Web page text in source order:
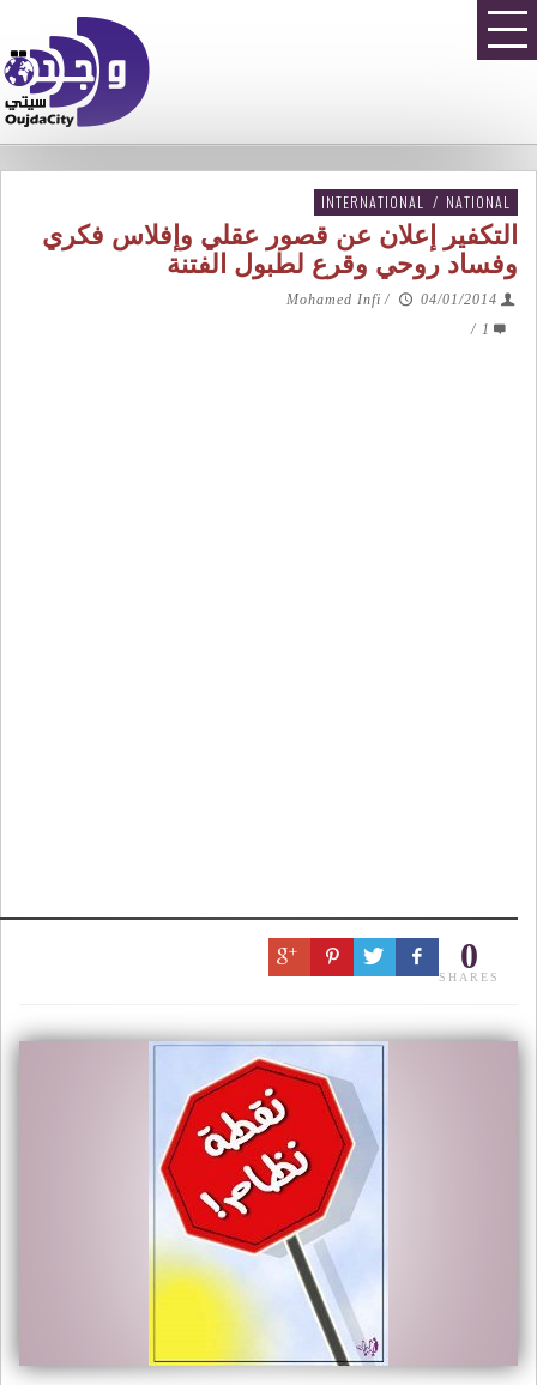
INTERNATIONAL / NATIONAL
التكفير إعلان عن قصور عقلي وإفلاس فكري
وفساد روحي وقرع لطبول الفتنة
Mohamed Infi /
04/01/2014
1
/
0
SHARES